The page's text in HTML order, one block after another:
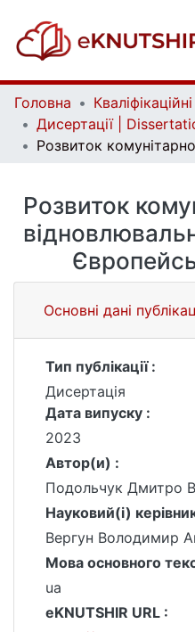
Головна
Розвиток
Основні дані
Тип публікації :
Дисертація
Дата випуску :
2023
Автор(и) :
Подольчук Дмитро
Науковий(і)
Вергун Володимир
Мова основного
ua
eKNUTSHIR URL :